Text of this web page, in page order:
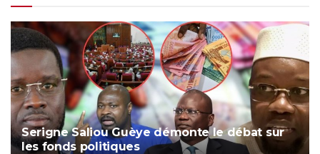
Serigne Saliou Guèye démonte le débat sur
les fonds politiques